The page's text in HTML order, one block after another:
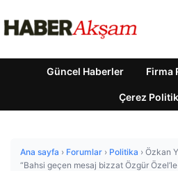
Güncel Haberler Firma
Çerez
Ana sayfa › Forumlar › Politika › Özkan
“Bahsi geçen mesaj bizzat Özgür Özel’le